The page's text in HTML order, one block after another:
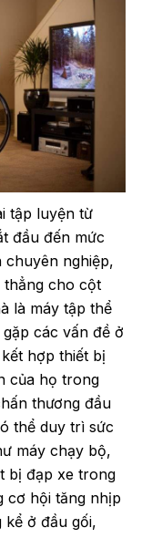
tập luyện từ
đầu đến mức
nghiệp,
thẳng cho cột
là máy tập thể
các vấn đề ở
hợp thiết bị
của họ trong
thương đầu
thể duy trì sức
máy chạy bộ,
bị đạp xe trong
cơ hội tăng nhịp
kể ở đầu gối,